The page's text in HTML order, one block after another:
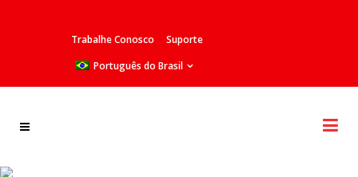
Trabalhe Conosco
Suporte
Português do Brasil